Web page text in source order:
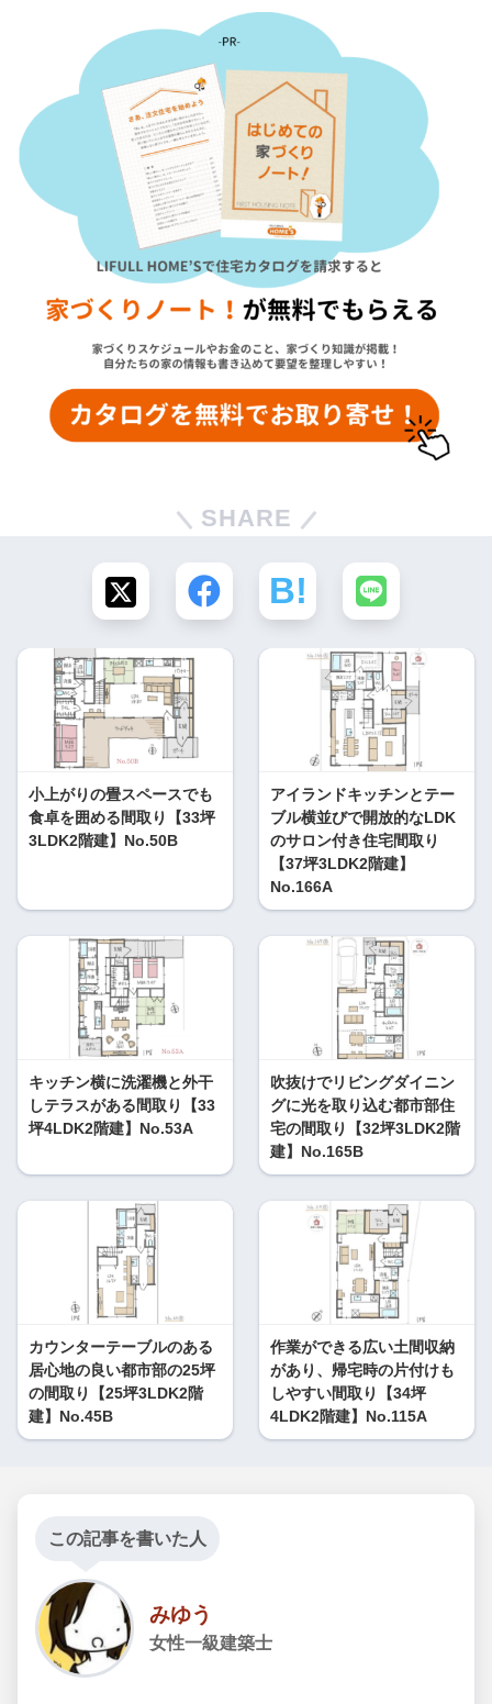
SHARE
小上がりの畳スペースでも
食卓を囲める間取り【33坪
3LDK2階建】No.50B
アイランドキッチンとテー
ブル横並びで開放的なLDK
のサロン付き住宅間取り
【37坪3LDK2階建】
No.166A
キッチン横に洗濯機と外干
しテラスがある間取り【33
坪4LDK2階建】No.53A
吹抜けでリビングダイニン
グに光を取り込む都市部住
宅の間取り【32坪3LDK2階
建】No.165B
カウンターテーブルのある
居心地の良い都市部の25坪
の間取り【25坪3LDK2階
建】No.45B
作業ができる広い土間収納
があり、帰宅時の片付けも
しやすい間取り【34坪
4LDK2階建】No.115A
この記事を書いた人
みゆう
女性一級建築士